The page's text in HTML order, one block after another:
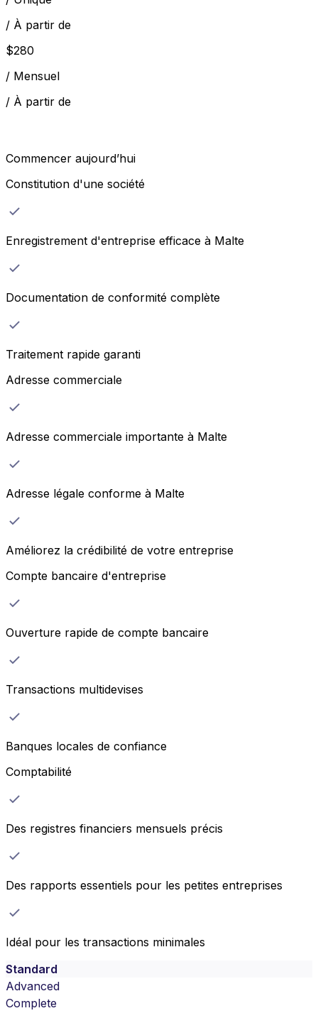
/ À partir de
$280
/ Mensuel
/ À partir de
Commencer aujourd’hui
Constitution d'une société
Enregistrement d'entreprise efficace à Malte
Documentation de conformité complète
Traitement rapide garanti
Adresse commerciale
Adresse commerciale importante à Malte
Adresse légale conforme à Malte
Améliorez la crédibilité de votre entreprise
Compte bancaire d'entreprise
Ouverture rapide de compte bancaire
Transactions multidevises
Banques locales de confiance
Comptabilité
Des registres financiers mensuels précis
Des rapports essentiels pour les petites entreprises
Idéal pour les transactions minimales
Standard
Advanced
Complete